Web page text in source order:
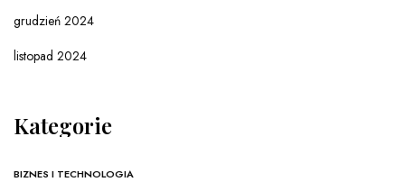
grudzień 2024
listopad 2024
Kategorie
BIZNES I TECHNOLOGIA